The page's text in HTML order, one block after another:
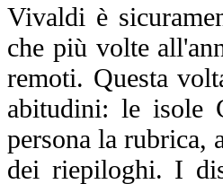
Vivaldi è
che più volte
remoti. Questa
abitudini: le isole
persona la rubrica,
dei riepiloghi. I